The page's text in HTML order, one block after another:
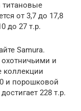
титановые
от 3,7 до 17,8
до 27 т.р.
Samura.
и
коллекции
и порошковой
228 т.р.